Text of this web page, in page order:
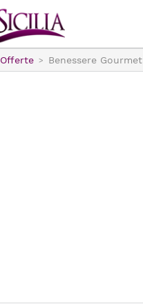
Offerte Benessere Gourmet